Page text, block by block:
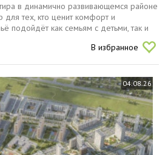
в динамично развивающемся районе
тех, кто ценит комфорт и
подойдёт как семьям с детьми, так и
дом с отличной транспортной
В избранное
04.08.26